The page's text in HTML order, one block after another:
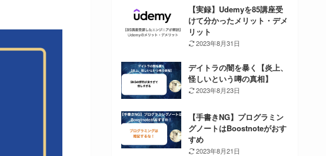
【実録】Udemyを85講座受
けて分かったメリット・デメ
リット
2023年8月31日
デイトラの闇を暴く【炎上、
怪しいという噂の真相】
2023年8月23日
【手書きNG】プログラミン
グノートはBoostnoteがおす
すめ
2023年8月21日